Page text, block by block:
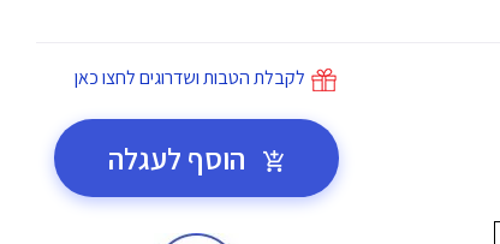
לקבלת הטבות ושדרוגים לחצו כאן
הוסף לעגלה